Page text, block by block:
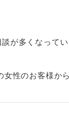
が多くなって
性のお客様か